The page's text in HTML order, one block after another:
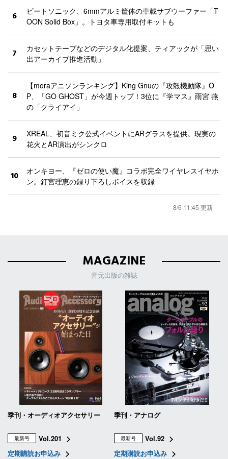
6
ビートソニック、6mmアルミ筐体の車載サブウーファー「T
OON Solid Box」。トヨタ車専用取付キットも
7
カセットテープなどのデジタル化提案、ティアックが「思い
出アーカイブ推進活動」
8
【moraアニソンランキング】King Gnuの『攻殻機動隊』O
P、「GO GHOST」が今週トップ！3位に『学マス』雨宮 燕
の「クライアイ」
9
XREAL、初音ミク公式イベントにARグラスを提供。現実の
花火とAR演出がシンクロ
10
オンキヨー、『ゼロの使い魔』コラボ完全ワイヤレスイヤホ
ン。釘宮理恵の録り下ろしボイスを収録
8/6 11:45 更新
MAGAZINE
音元出版の雑誌
季刊・オーディオアクセサリー
最新号
Vol.201
定期購読お申込み
季刊・アナログ
最新号
Vol.92
定期購読お申込み